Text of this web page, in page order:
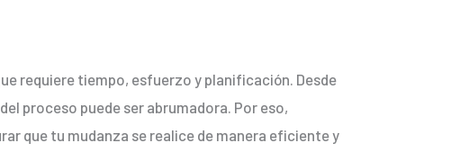
requiere tiempo, esfuerzo y planificación. Desde
proceso puede ser abrumadora. Por eso,
que tu mudanza se realice de manera eficiente y